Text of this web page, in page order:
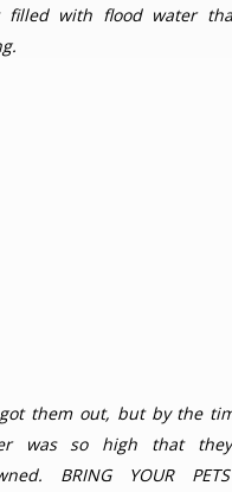
filled with flood water
them out, but by the
was so high that
BRING YOUR